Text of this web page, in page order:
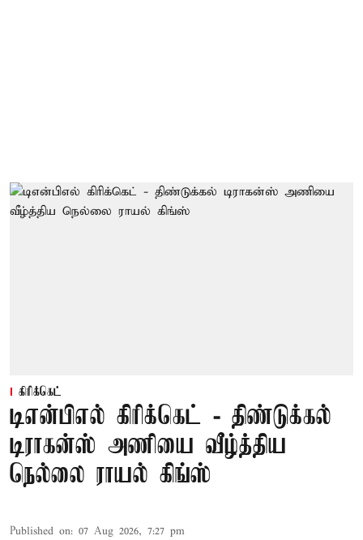
கிரிக்கெட்
டிஎன்பிஎல் கிரிக்கெட் - திண்டுக்கல்
டிராகன்ஸ் அணியை வீழ்த்திய
நெல்லை ராயல் கிங்ஸ்
Published on: 07 Aug 2026, 7:27 pm